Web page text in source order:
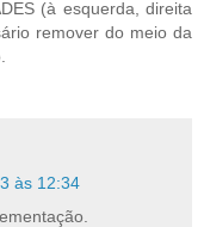
(à esquerda, direita
remover do meio da
às 12:34